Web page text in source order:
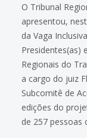
O Tribunal
apresentou,
da Vaga
Presidentes(as)
Regionais do
a cargo do juiz
Subcomitê de
edições do
de 257 pessoas